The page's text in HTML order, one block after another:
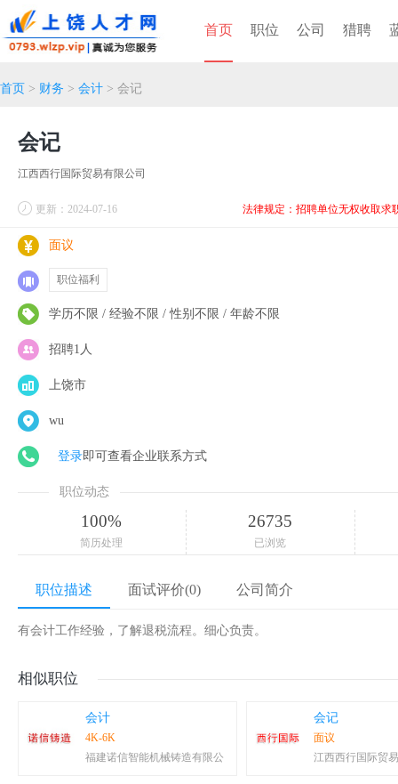
首页 职位 公司 猎聘
首页 > 财务 > 会计 > 会记
会记
江西西行国际贸易有限公司
更新：2024-07-16 法律规定：招聘单位无权收取求
面议
职位福利
学历不限 / 经验不限 / 性别不限 / 年龄不限
招聘1人
上饶市
wu
登录即可查看企业联系方式
职位动态
100%
简历处理
26735
已浏览
职位描述 面试评价(0) 公司简介
有会计工作经验，了解退税流程。细心负责。
相似职位
会计
4K-6K
福建诺信智能机械铸造有限公
会记
面议
江西西行国际贸